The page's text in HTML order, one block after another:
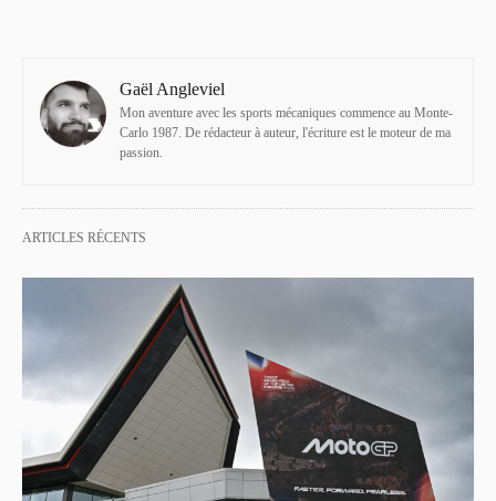
Gaël Angleviel
Mon aventure avec les sports mécaniques commence au Monte-
Carlo 1987. De rédacteur à auteur, l'écriture est le moteur de ma
passion.
ARTICLES RÉCENTS